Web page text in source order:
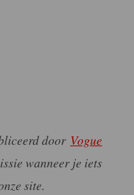
door Vogue
wanneer je iets
site.